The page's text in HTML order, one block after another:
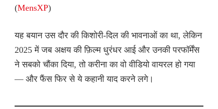
(MensXP)
यह बयान उस दौर की किशोरी-दिल की भावनाओं का था, लेकिन
2025 में जब अक्षय की फ़िल्म धुरंधर आई और उनकी परफॉर्मेंस
ने सबको चौंका दिया, तो करीना का वो वीडियो वायरल हो गया
— और फैंस फिर से ये कहानी याद करने लगे।